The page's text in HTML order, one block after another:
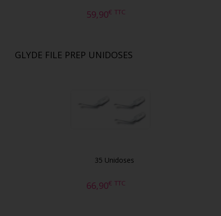
59,90€ TTC
GLYDE FILE PREP UNIDOSES
35 Unidoses
66,90€ TTC